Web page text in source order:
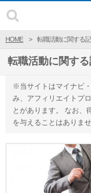
HOME 転職活動に関する
転職活動に関す
※当サイトはマイナビ
み、アフィリエイトプ
とがあります。 なお、
を与えることはありませ